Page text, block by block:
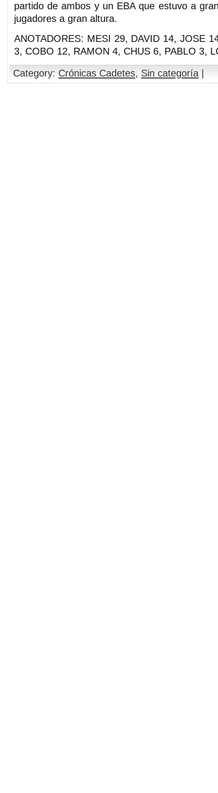
partido de ambos y un EBA que estuvo a
jugadores a gran altura.
ANOTADORES: MESI 29, DAVID 14, JOSE
3, COBO 12, RAMON 4, CHUS 6, PABLO 3,
Category: Crónicas Cadetes, Sin categoría